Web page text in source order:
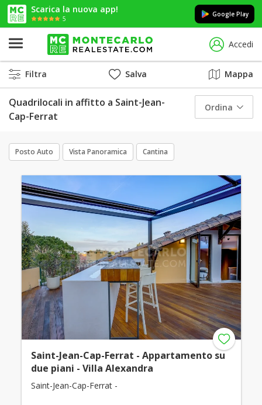
Scarica la nuova app!
5
Google Play
Accedi
Filtra Salva Mappa
Quadrilocali in affitto a Saint-Jean-
Cap-Ferrat
Ordina
Posto Auto Vista Panoramica Cantina
Saint-Jean-Cap-Ferrat - Appartamento su
due piani - Villa Alexandra
Saint-Jean-Cap-Ferrat -